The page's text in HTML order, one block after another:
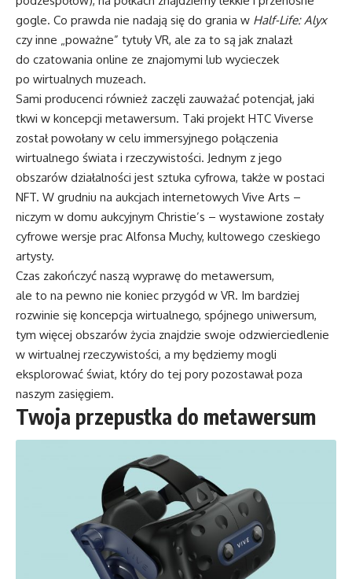
gogle. Co prawda nie nadają się do grania w Half-Life: Alyx
czy inne „poważne” tytuły VR, ale za to są jak znalazł
do czatowania online ze znajomymi lub wycieczek
po wirtualnych muzeach.
Sami producenci również zaczęli zauważać potencjał, jaki
tkwi w koncepcji metawersum. Taki projekt HTC Viverse
został powołany w celu immersyjnego połączenia
wirtualnego świata i rzeczywistości. Jednym z jego
obszarów działalności jest sztuka cyfrowa, także w postaci
NFT. W grudniu na aukcjach internetowych Vive Arts –
niczym w domu aukcyjnym Christie’s – wystawione zostały
cyfrowe wersje prac Alfonsa Muchy, kultowego czeskiego
artysty.
Czas zakończyć naszą wyprawę do metawersum,
ale to na pewno nie koniec przygód w VR. Im bardziej
rozwinie się koncepcja wirtualnego, spójnego uniwersum,
tym więcej obszarów życia znajdzie swoje odzwierciedlenie
w wirtualnej rzeczywistości, a my będziemy mogli
eksplorować świat, który do tej pory pozostawał poza
naszym zasięgiem.
Twoja przepustka do metawersum